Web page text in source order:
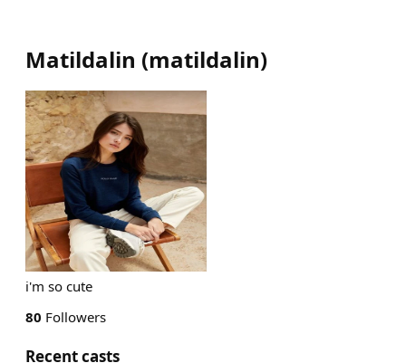
Matildalin (matildalin)
i'm so cute
80 Followers
Recent casts